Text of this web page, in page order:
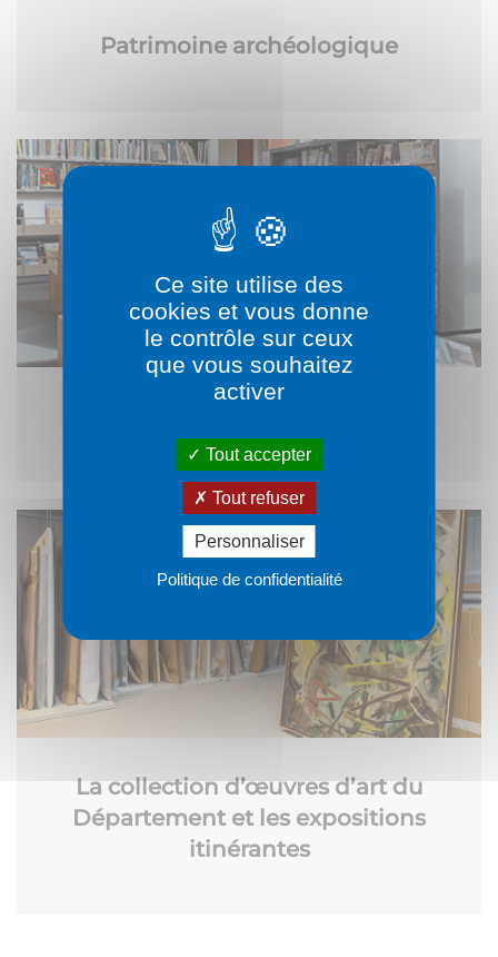
Patrimoine archéologique
La collection d’œuvres d’art du
Département et les expositions
itinérantes
Ce site utilise des
cookies et vous donne
le contrôle sur ceux
que vous souhaitez
activer
Tout accepter
Tout refuser
Personnaliser
Politique de confidentialité